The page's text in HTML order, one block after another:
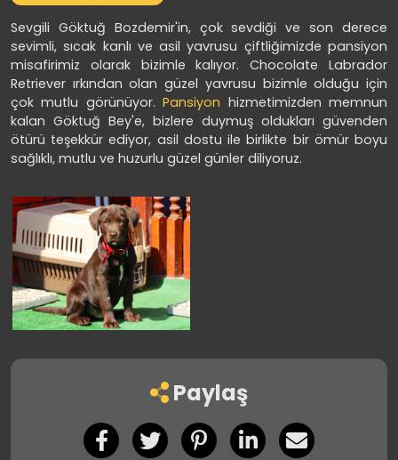
Sevgili Göktuğ Bozdemir'in, çok sevdiği ve son derece
sevimli, sıcak kanlı ve asil yavrusu çiftliğimizde pansiyon
misafirimiz olarak bizimle kalıyor. Chocolate Labrador
Retriever ırkından olan güzel yavrusu bizimle olduğu için
çok mutlu görünüyor.Pansiyon hizmetimizden memnun
kalan Göktuğ Bey'e, bizlere duymuş oldukları güvenden
ötürü teşekkür ediyor, asil dostu ile birlikte bir ömür boyu
sağlıklı, mutlu ve huzurlu güzel günler diliyoruz.
Paylaş